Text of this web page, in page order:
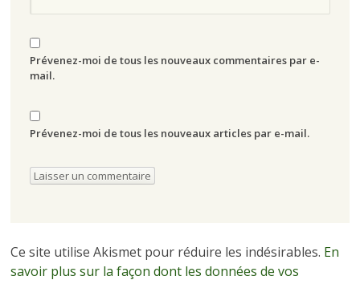
Prévenez-moi de tous les nouveaux commentaires par e-
mail.
Prévenez-moi de tous les nouveaux articles par e-mail.
Ce site utilise Akismet pour réduire les indésirables. En
savoir plus sur la façon dont les données de vos